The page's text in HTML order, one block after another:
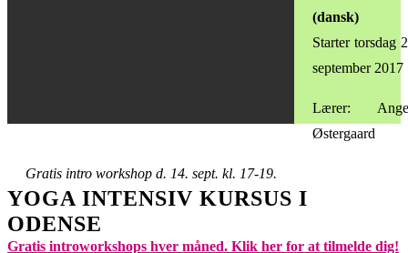
(dansk)
Starter torsdag
september 2017
Lærer:
Østergaard
Gratis intro workshop d. 14. sept. kl. 17-19.
Gratis introworkshops hver måned. Klik her for at tilmelde dig!
YOGA INTENSIV KURSUS I
ODENSE